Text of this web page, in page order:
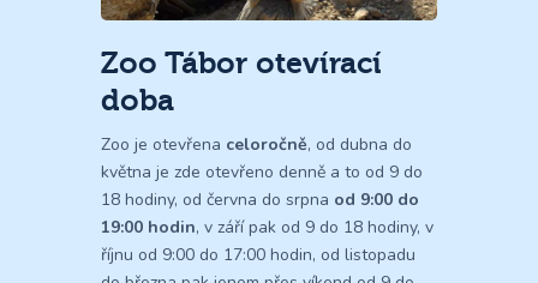
Zoo Tábor otevírací
doba
Zoo je otevřena celoročně, od dubna do
května je zde otevřeno denně a to od 9 do
18 hodiny, od června do srpna od 9:00 do
19:00 hodin, v září pak od 9 do 18 hodiny, v
říjnu od 9:00 do 17:00 hodin, od listopadu